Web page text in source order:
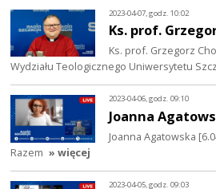
2023-04-07, godz. 10:02
Ks. prof.
Ks. prof. Grzegorz
Wydziału Teologicznego Uniwersytetu
2023-04-06, godz. 09:10
Joanna
Joanna Agatowska
Razem » więcej
2023-04-05, godz. 09:03